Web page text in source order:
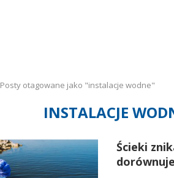
Posty otagowane jako "instalacje wodne"
INSTALACJE
Ścieki